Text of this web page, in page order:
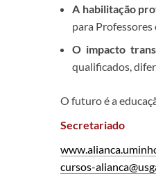
A habilitação
para
O impacto
qualificados,
O futuro é a
Secretariado
cursos-